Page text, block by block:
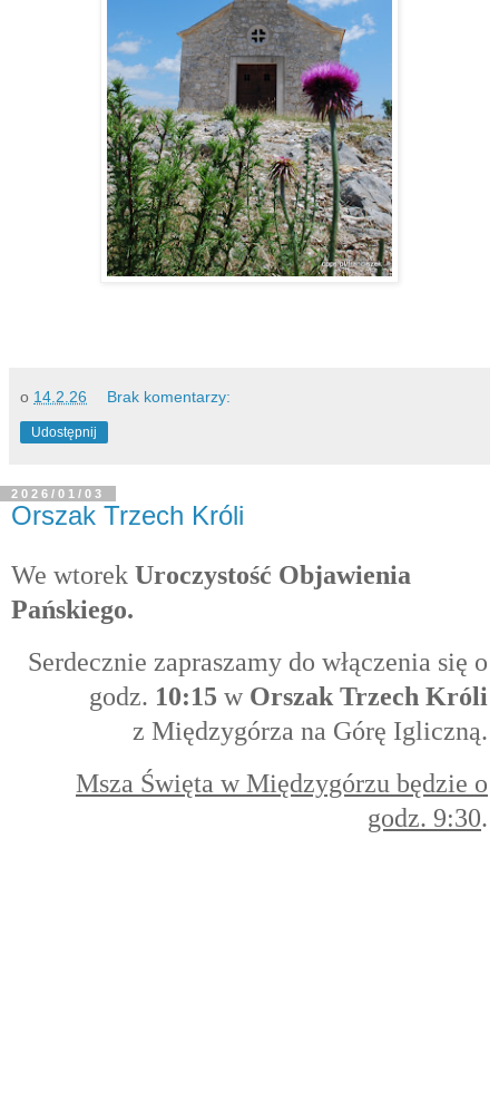
o 14.2.26 Brak komentarzy:
Udostępnij
2026/01/03
Orszak Trzech Króli
We wtorek Uroczystość Objawienia
Pańskiego.
Serdecznie zapraszamy do włączenia się o
godz. 10:15 w Orszak Trzech Króli
z Międzygórza na Górę Igliczną.
Msza Święta w Międzygórzu będzie o
godz. 9:30.